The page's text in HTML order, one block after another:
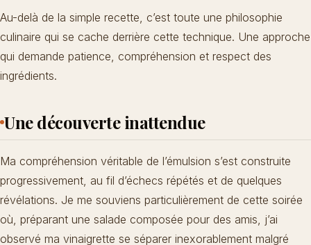
Au-delà de la simple recette, c’est toute une philosophie
culinaire qui se cache derrière cette technique. Une approche
qui demande patience, compréhension et respect des
ingrédients.
Une découverte inattendue
Ma compréhension véritable de l’émulsion s’est construite
progressivement, au fil d’échecs répétés et de quelques
révélations. Je me souviens particulièrement de cette soirée
où, préparant une salade composée pour des amis, j’ai
observé ma vinaigrette se séparer inexorablement malgré